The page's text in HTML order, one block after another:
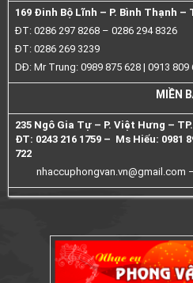
169 Đinh Bộ Lĩnh – P. Bình Thạnh –
ĐT: 0286 297 8268 – 0286 294 8326
ĐT: 0286 269 3239
DĐ: Mr Trung: 0989 875 628 | 0913 809
MIỀN
235 Ngô Gia Tự – P. Việt Hưng –
ĐT: 0243 216 1759 – Ms Hiếu: 0981
722
nhaccuphongvan.vn@gmail.com